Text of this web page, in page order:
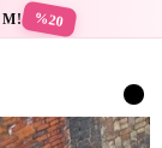
%20